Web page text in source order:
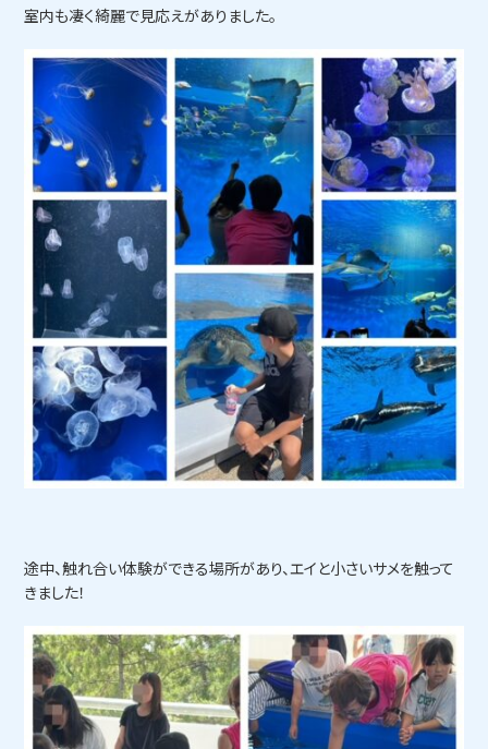
室内も凄く綺麗で見応えがありました。
途中、触れ合い体験ができる場所があり、エイと小さいサメを触って
きました！